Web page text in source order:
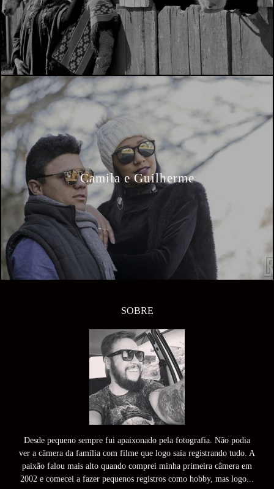
Camila e Guilherme
SOBRE
Desde pequeno sempre fui apaixonado pela fotografia. Não podia
ver a câmera da família com filme que logo saía registrando tudo. A
paixão falou mais alto quando comprei minha primeira câmera em
2002 e comecei a fazer pequenos registros como hobby, mas logo...